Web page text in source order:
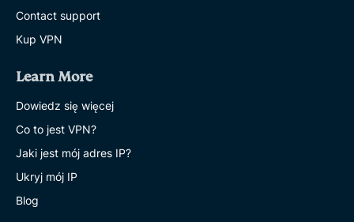
Contact support
Kup VPN
Learn More
Dowiedz się więcej
Co to jest VPN?
Jaki jest mój adres IP?
Ukryj mój IP
Blog